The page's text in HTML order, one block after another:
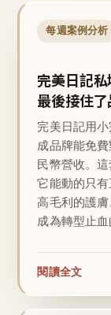
每週案例分析
完美日記
最後接住
完美日記用
成品牌能免
民幣營收。
它能動的只
高毛利的護
成為轉型止血
閱讀全文